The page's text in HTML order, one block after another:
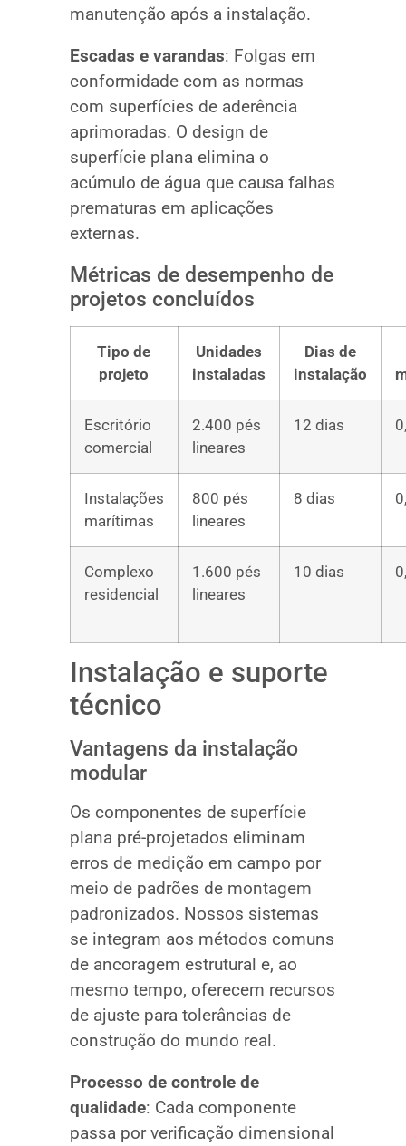
manutenção após a instalação.
Escadas e varandas: Folgas em
conformidade com as normas
com superfícies de aderência
aprimoradas. O design de
superfície plana elimina o
acúmulo de água que causa falhas
prematuras em aplicações
externas.
Métricas de desempenho de
projetos concluídos
Tipo de
projeto
Unidades
instaladas
Dias de
instalação
Escritório
comercial
2.400 pés
lineares
12 dias
Instalações
marítimas
800 pés
lineares
8 dias
Complexo
residencial
1.600 pés
lineares
10 dias
Instalação e suporte
técnico
Vantagens da instalação
modular
Os componentes de superfície
plana pré-projetados eliminam
erros de medição em campo por
meio de padrões de montagem
padronizados. Nossos sistemas
se integram aos métodos comuns
de ancoragem estrutural e, ao
mesmo tempo, oferecem recursos
de ajuste para tolerâncias de
construção do mundo real.
Processo de controle de
qualidade: Cada componente
passa por verificação dimensional